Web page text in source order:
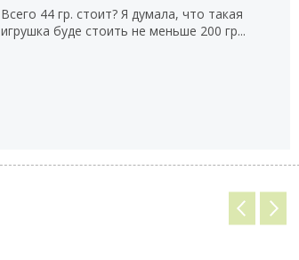
Всего 44 гр. стоит? Я думала, что такая
игрушка буде стоить не меньше 200 гр...